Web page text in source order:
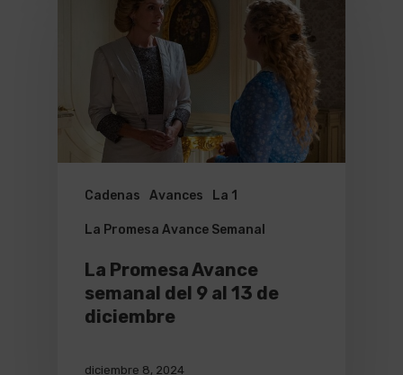
Cadenas Avances La 1
La Promesa Avance Semanal
La Promesa Avance
semanal del 9 al 13 de
diciembre
diciembre 8, 2024